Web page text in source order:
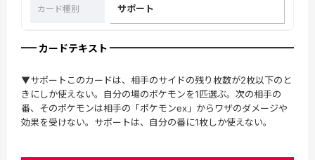
カード種別 サポート
カードテキスト
▼サポートこのカードは、相手のサイドの残り枚数が2枚以下のと
きにしか使えない。自分の場のポケモンを1匹選ぶ。次の相手の
番、そのポケモンは相手の「ポケモンex」からワザのダメージや
効果を受けない。サポートは、自分の番に1枚しか使えない。